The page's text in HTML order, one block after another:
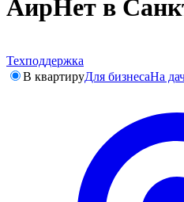
АирНет в
Техподдержка
В квартируДля бизнесаНа